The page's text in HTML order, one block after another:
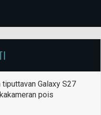
tiputtavan Galaxy S27
pois